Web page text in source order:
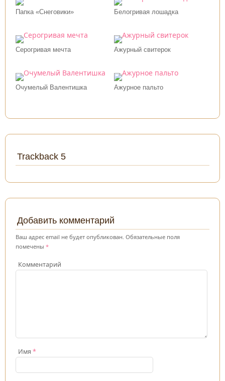
Папка «Снеговики» Белогривая лошадка
Серогривая мечта Ажурный свитерок
Очумелый Валентишка Ажурное пальто
Trackback 5
Добавить комментарий
Ваш адрес email не будет опубликован. Обязательные поля
помечены *
Комментарий
Имя *